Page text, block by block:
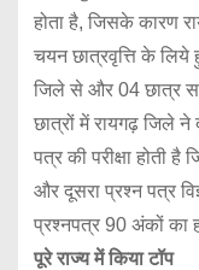
होता है, जिसके कारण
चयन छात्रवृत्ति के
जिले से और 04 छात्र
छात्रों में रायगढ़ जिले ने
पत्र की परीक्षा होती
और दूसरा प्रश्न पत्र
प्रश्नपत्र 90 अंकों का
पूरे राज्य में किया टॉप